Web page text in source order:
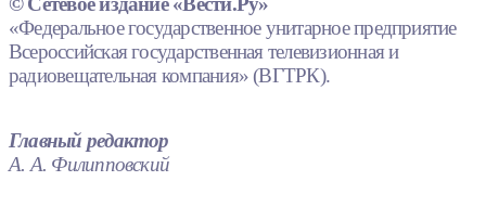
«Федеральное государственное унитарное предприятие
Всероссийская государственная телевизионная и
радиовещательная компания» (ВГТРК).
Главный редактор
А. А. Филипповский